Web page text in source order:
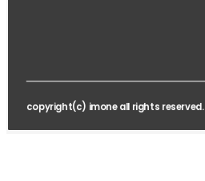
copyright(c) imone all rights reserved.